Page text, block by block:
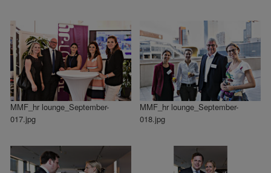
MMF_hr lounge_September-
017.jpg
MMF_hr lounge_September-
018.jpg